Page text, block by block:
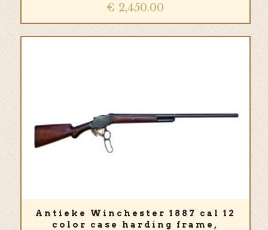
€ 2,450.00
Antieke Winchester 1887 cal 12
color case harding frame,